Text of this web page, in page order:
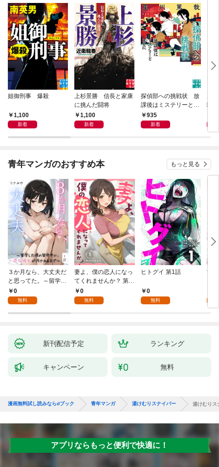
姐御刑事 爆殺
1,100
新着
上杉景勝 信長と家康
に挑んだ闘将
1,100
新着
探偵部への挑戦状 放
課後はミステリーとと
もに 新装版
935
新着
騒動
青年マンガのおすすめ本 もっと見る
３か月なら、大丈夫だ
と思ってた。～留学し
た僕の留守中に、一途
な彼女が汚されるまで
0
無料
妻よ、僕の恋人になっ
てくれませんか？ 第1
話0
無料
ヒトグイ 第1話
0
無料
世
新刊配信予定 ランキング
キャンペーン 無料
漫画無料試し読みならdブック 青年マンガ 湯けむりスナイパー 湯けむり
アプリならもっと便利で快適に！